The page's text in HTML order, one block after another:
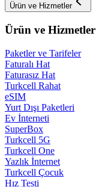
Ürün ve Hizmetler
Ürün ve Hizmetler
Paketler ve Tarifeler
Faturalı Hat
Faturasız Hat
Turkcell Rahat
eSIM
Yurt Dışı Paketleri
Ev İnterneti
SuperBox
Turkcell 5G
Turkcell One
Yazlık İnternet
Turkcell Çocuk
Hız Testi